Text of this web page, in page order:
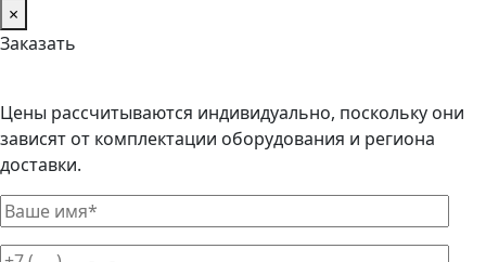
×
Заказать
Цены рассчитываются индивидуально, поскольку они
зависят от комплектации оборудования и региона
доставки.